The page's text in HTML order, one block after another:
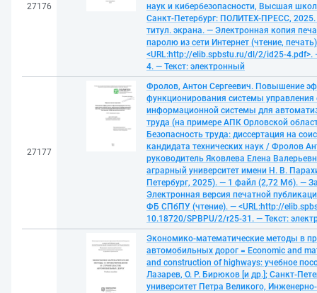
27176
наук и кибербезопасности, Высшая
Санкт-Петербург: ПОЛИТЕХ-ПРЕСС,
титул. экрана. — Электронная копия
паролю из сети Интернет (чтение,
<URL:http://elib.spbstu.ru/dl/2/id25-4.pdf>.
4. — Текст: электронный
27177
Фролов, Антон Сергеевич. Повышение
функционирования системы
информационной системы для
труда (на примере АПК Орловской
Безопасность труда: диссертация на
кандидата технических наук / Фролов
руководитель Яковлева Елена
аграрный университет имени Н. В.
Петербург, 2025). — 1 файл (2,72 Мб). —
Электронная версия печатной
ФБ СПбПУ (чтение). — <URL:http://
10.18720/SPBPU/2/r25-31. — Текст:
Экономико-математические методы в
автомобильных дорог = Economic and
and construction of highways: учебное
Лазарев, О. Р. Бирюков [и др.]; Санкт-
университет Петра Великого,